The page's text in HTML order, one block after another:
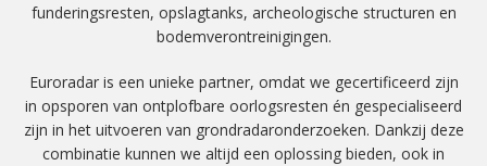
funderingsresten, opslagtanks, archeologische structuren en
bodemverontreinigingen.
Euroradar is een unieke partner, omdat we gecertificeerd zijn
in opsporen van ontplofbare oorlogsresten én gespecialiseerd
zijn in het uitvoeren van grondradaronderzoeken. Dankzij deze
combinatie kunnen we altijd een oplossing bieden, ook in